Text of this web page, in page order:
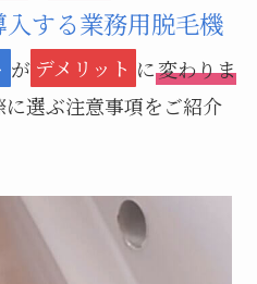
入する業務用脱毛機
が デメリット に変わりま
選ぶ注意事項をご紹介